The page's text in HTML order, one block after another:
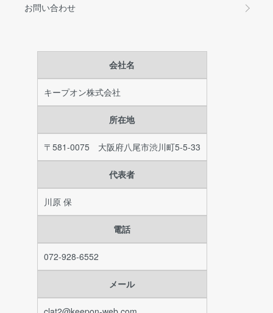
お問い合わせ
会社名
キープオン株式会社
所在地
〒581-0075 大阪府八尾市渋川町5-5-33
代表者
川原 保
電話
072-928-6552
メール